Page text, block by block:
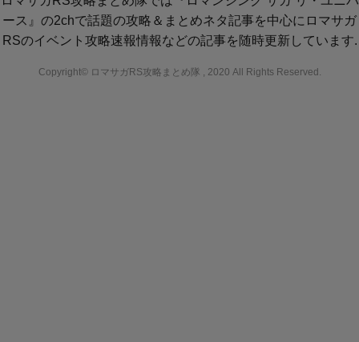
ース』の2chで話題の攻略＆まとめネタ記事を中心にロマサガ
RSのイベント攻略速報情報などの記事を随時更新しています.
Copyright© ロマサガRS攻略まとめ隊 , 2020 All Rights Reserved.